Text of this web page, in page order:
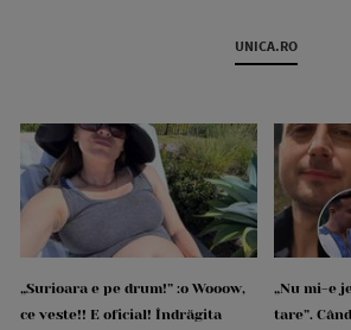
UNICA.RO
„Surioara e pe drum!” :o Wooow,
ce veste!! E oficial! Îndrăgita
„Nu mi-e
tare”.